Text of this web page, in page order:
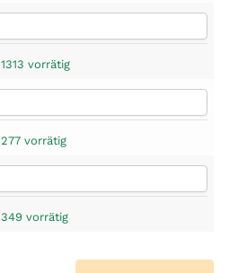
1313 vorrätig
277 vorrätig
349 vorrätig